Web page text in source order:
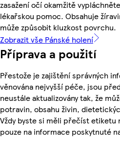
zasažení očí okamžitě
lékařskou pomoc. Obsahuje
může způsobit kluzkost povrchu.
Zobrazit vše Pánské holení
Příprava a použití
Přestože je zajištění správných
věnována nejvyšší péče, jsou
neustále aktualizovány tak, že
potravin, obsahu živin,
Vždy byste si měli přečíst etiketu
pouze na informace poskytnuté